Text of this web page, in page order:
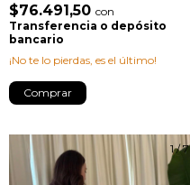
$76.491,50 con
Transferencia o depósito
bancario
¡No te lo pierdas, es el último!
Comprar
1/7